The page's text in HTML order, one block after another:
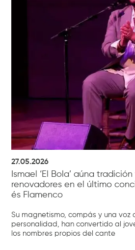
27.05.2026
Ismael ‘El Bola’ aúna
renovadores en el último
és Flamenco
Su magnetismo, compás y una voz
personalidad, han convertido al
los nombres propios del cante